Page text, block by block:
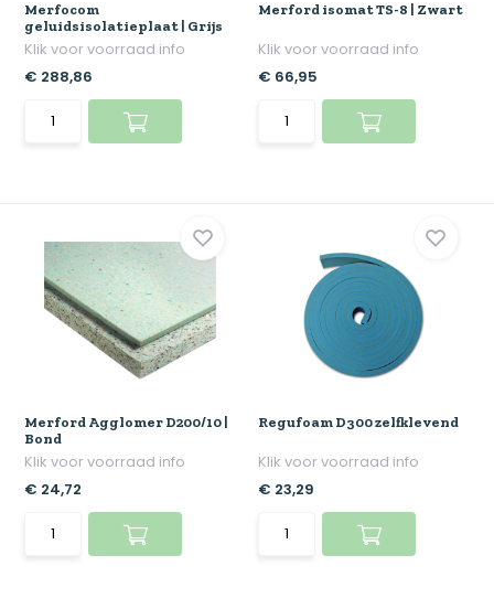
Merfocom
geluidsisolatieplaat | Grijs
Klik voor voorraad info
€ 288,86
Merford isomat TS-8 | Zwart
Klik voor voorraad info
€ 66,95
Merford Agglomer D200/10 |
Bond
Klik voor voorraad info
€ 24,72
Regufoam D300 zelfklevend
Klik voor voorraad info
€ 23,29